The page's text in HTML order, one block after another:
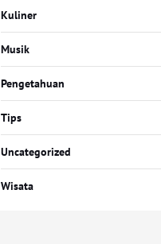
Kuliner
Musik
Pengetahuan
Tips
Uncategorized
Wisata